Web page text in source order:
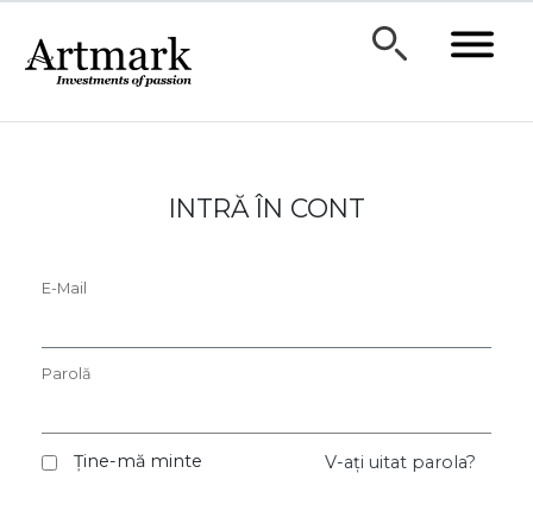
INTRĂ ÎN CONT
E-Mail
Parolă
Ține-mă minte V-ați uitat parola?